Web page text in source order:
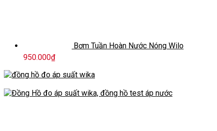
Bơm Tuần Hoàn Nước Nóng Wilo
950.000₫